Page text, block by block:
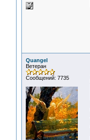
Quangel
Ветеран
Сообщений: 7735